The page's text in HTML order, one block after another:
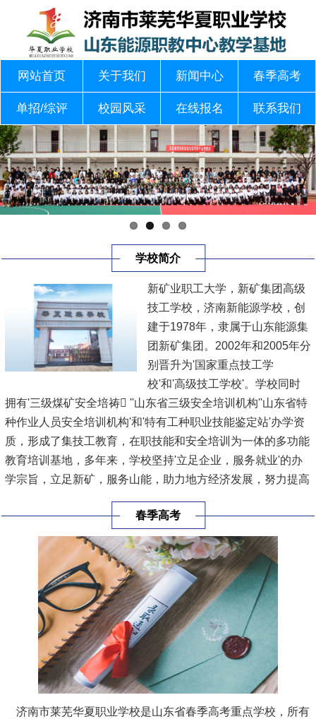
网站首页 关于我们 新闻中心 春季高考
单招/综评 校园风采 在线报名 联系我们
学校简介
新矿业职工大学，新矿集团高级
技工学校，济南新能源学校，创
建于1978年，隶属于山东能源集
团新矿集团。2002年和2005年分
别晋升为'国家重点技工学
校'和'高级技工学校'。学校同时
拥有'三级煤矿安全培祷 ''山东省三级安全培训机构''山东省特
种作业人员安全培训机构'和'特有工种职业技能鉴定站'办学资
质，形成了集技工教育，在职技能和安全培训为一体的多功能
教育培训基地，多年来，学校坚持'立足企业，服务就业'的办
学宗旨，立足新矿，服务山能，助力地方经济发展，努力提高
出毕业生1.8万余人，培训各类人员20余万人次。
学校于2021...[查看详情]
春季高考
济南市莱芜华夏职业学校是山东省春季高考重点学校，所有